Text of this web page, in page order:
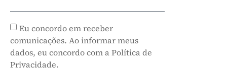
Eu concordo em receber
comunicações. Ao informar meus
dados, eu concordo com a Política de
Privacidade.